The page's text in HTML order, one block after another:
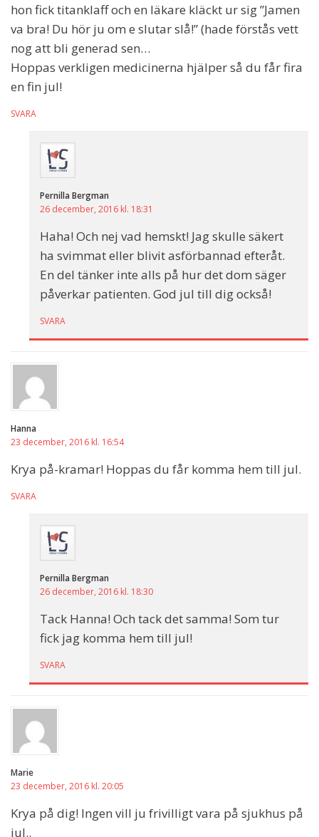
hon fick titanklaff och en läkare kläckt ur sig ”Jamen
va bra! Du hör ju om e slutar slå!” (hade förstås vett
nog att bli generad sen…
Hoppas verkligen medicinerna hjälper så du får fira
en fin jul!
SVARA
Pernilla Bergman
26 december, 2016 kl. 18:31
Haha! Och nej vad hemskt! Jag skulle säkert
ha svimmat eller blivit asförbannad efteråt.
En del tänker inte alls på hur det dom säger
påverkar patienten. God jul till dig också!
SVARA
Hanna
23 december, 2016 kl. 16:54
Krya på-kramar! Hoppas du får komma hem till jul.
SVARA
Pernilla Bergman
26 december, 2016 kl. 18:30
Tack Hanna! Och tack det samma! Som tur
fick jag komma hem till jul!
SVARA
Marie
23 december, 2016 kl. 20:05
Krya på dig! Ingen vill ju frivilligt vara på sjukhus på
jul..